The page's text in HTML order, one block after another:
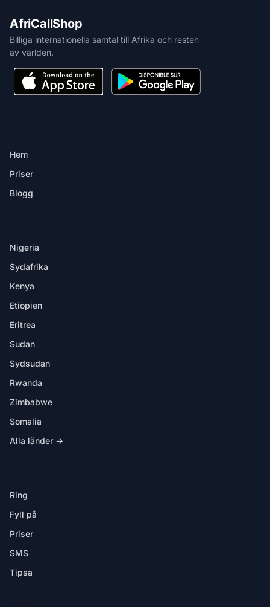
AfriCallShop
Billiga internationella samtal till Afrika och resten
av världen.
Hem
Priser
Blogg
Nigeria
Sydafrika
Kenya
Etiopien
Eritrea
Sudan
Sydsudan
Rwanda
Zimbabwe
Somalia
Alla länder →
Ring
Fyll på
Priser
SMS
Tipsa